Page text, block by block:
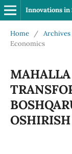
Innovations in
Home / Archives
Economics
OSHIRISH